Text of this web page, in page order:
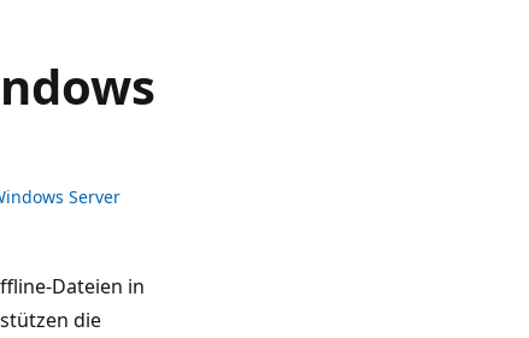
Server
Dateien in
die